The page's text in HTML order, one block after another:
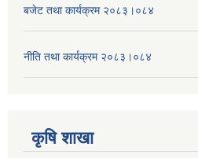
बजेट तथा कार्यक्रम २०८३।०८४
नीति तथा कार्यक्रम २०८३।०८४
कृषि शाखा